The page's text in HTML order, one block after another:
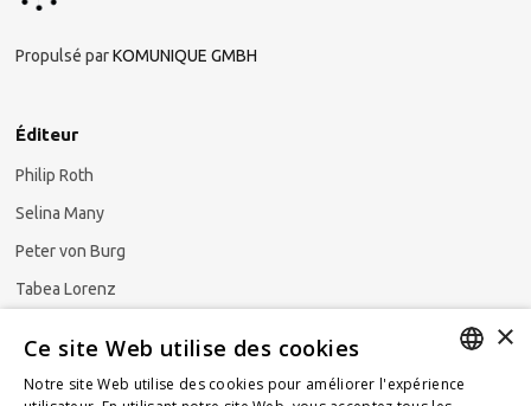
Propulsé parKOMUNIQUE GMBH
Éditeur
Philip Roth
Selina Many
Peter von Burg
Tabea Lorenz
GERMAN
×
Ce site Web utilise des cookies
Notre site Web utilise des cookies pour améliorer l'expérience